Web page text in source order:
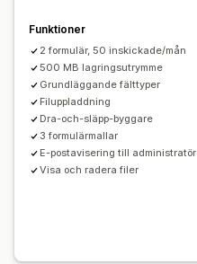
Hantering av data
E-postsvar
Dataexport
Historik Analysverktyg
SMS E-post
Funktioner
2 formulär, 50 inskickade/mån
500 MB lagringsutrymme
Grundläggande fälttyper
Filuppladdning
Dra-och-släpp-byggare
3 formulärmallar
E-postavisering till administratör
Visa och radera filer